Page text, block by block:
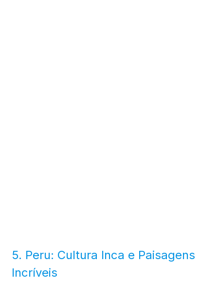
5. Peru: Cultura Inca e Paisagens
Incríveis